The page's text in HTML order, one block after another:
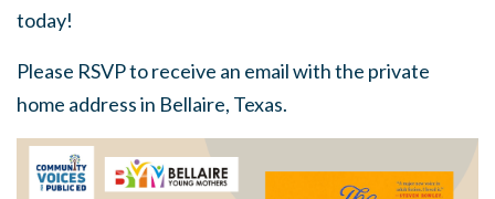
today!
Please RSVP to receive an email with the private
home address in Bellaire, Texas.